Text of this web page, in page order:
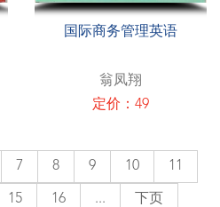
国际商务管理英语
翁凤翔
定价：49
7 8 9 10 11
15 16 ... 下页